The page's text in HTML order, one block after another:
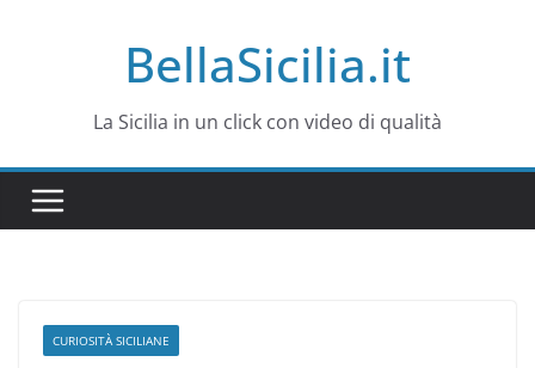
BellaSicilia.it
La Sicilia in un click con video di qualità
CURIOSITÀ SICILIANE